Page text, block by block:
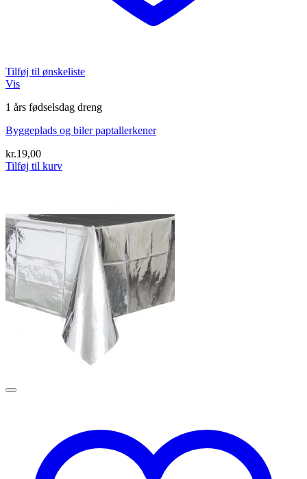
Tilføj til ønskeliste
Vis
1 års fødselsdag dreng
Byggeplads og biler paptallerkener
kr.19,00
Tilføj til kurv